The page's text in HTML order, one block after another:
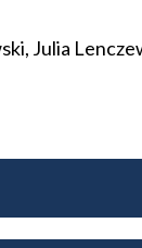
Julia